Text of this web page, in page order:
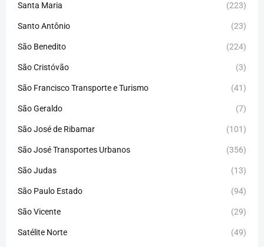
Santa Maria (223)
Santo Antônio (23)
São Benedito (224)
São Cristóvão (3)
São Francisco Transporte e Turismo (41)
São Geraldo (7)
São José de Ribamar (101)
São José Transportes Urbanos (356)
São Judas (13)
São Paulo Estado (94)
São Vicente (29)
Satélite Norte (49)